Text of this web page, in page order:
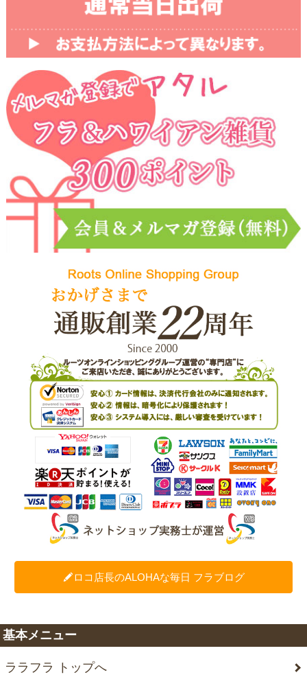
ロコ店長のALOHAな毎日 フラブログ
基本メニュー
ララフラ トップへ